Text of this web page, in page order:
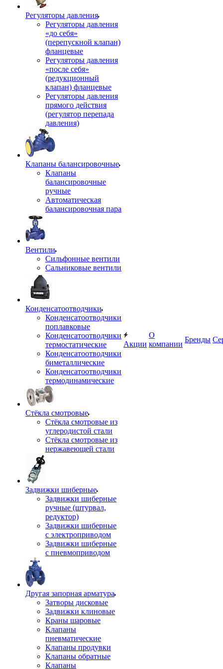
Регуляторы давления
Регуляторы давления
«до себя»
(перепускной клапан)
фланцевые
Регуляторы давления
«после себя»
(редукционный
клапан) фланцевые
Регуляторы давления
прямого действия
(регулятор перепада
давления)
Клапаны балансировочные
Клапаны
балансировочные
ручные
Автоматическая
балансировочная пара
Вентили
Сильфонные вентили
Сальниковые вентили
Конденсатоотводчики
Конденсатоотводчики
поплавковые
Конденсатоотводчики
термостатические
Конденсатоотводчики
биметаллические
Конденсатоотводчики
термодинамические
Стёкла смотровые
Стёкла смотровые из
углеродистой стали
Стёкла смотровые из
нержавеющей стали
Задвижки шиберные
Задвижки шиберные
ручные (штурвал,
редуктор)
Задвижки шиберные
с электроприводом
Задвижки шиберные
с пневмоприводом
Другая запорная арматура
Затворы дисковые
Задвижки клиновые
Краны шаровые
Клапаны
пневматические
Клапаны продувки
Клапаны обратные
Клапаны
Акции
О
компании
Бренды